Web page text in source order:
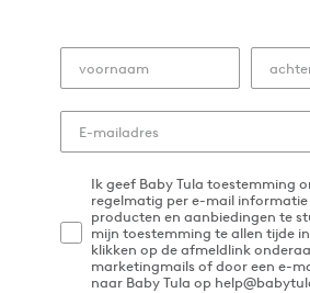
Ik geef Baby Tula toestemming
regelmatig per e-mail
producten en aanbiedingen te
mijn toestemming te allen tijde
klikken op de afmeldlink
marketingmails of door een e-
naar Baby Tula op